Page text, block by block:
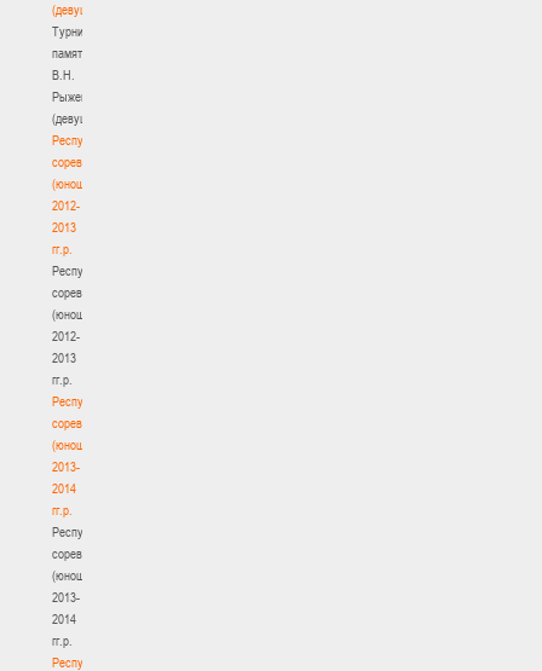
(девушки)
Турнир
памяти
В.Н.
Рыженкова
(девушки)
Республиканские
соревнования
(юноши)
2012-
2013
гг.р.
Республиканские
соревнования
(юноши)
2012-
2013
гг.р.
Республиканские
соревнования
(юноши)
2013-
2014
гг.р.
Республиканские
соревнования
(юноши)
2013-
2014
гг.р.
Республиканские